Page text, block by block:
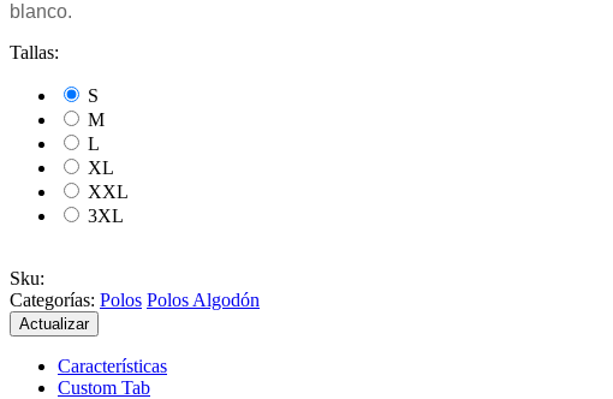
blanco.
Tallas:
S
M
L
XL
XXL
3XL
Sku:
Categorías: Polos Polos Algodón
Características
Custom Tab